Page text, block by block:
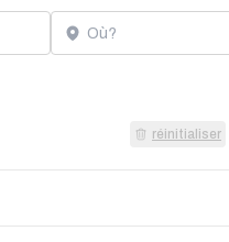
Localisation
réinitialiser